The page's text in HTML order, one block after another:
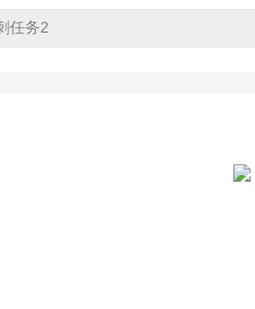
任务2